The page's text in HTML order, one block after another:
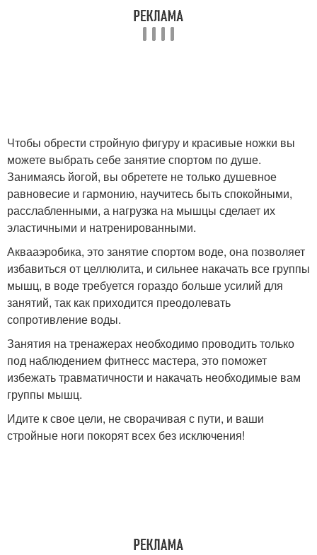
Чтобы обрести стройную фигуру и красивые ножки вы
можете выбрать себе занятие спортом по душе.
Занимаясь йогой, вы обретете не только душевное
равновесие и гармонию, научитесь быть спокойными,
расслабленными, а нагрузка на мышцы сделает их
эластичными и натренированными.
Аквааэробика, это занятие спортом воде, она позволяет
избавиться от целлюлита, и сильнее накачать все группы
мышц, в воде требуется гораздо больше усилий для
занятий, так как приходится преодолевать
сопротивление воды.
Занятия на тренажерах необходимо проводить только
под наблюдением фитнесс мастера, это поможет
избежать травматичности и накачать необходимые вам
группы мышц.
Идите к свое цели, не сворачивая с пути, и ваши
стройные ноги покорят всех без исключения!